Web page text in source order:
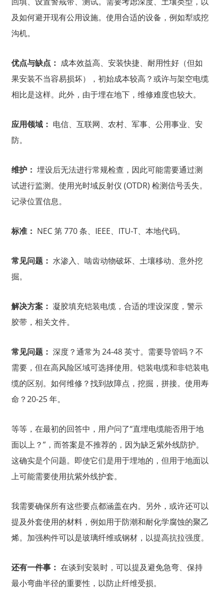
及如何避开现有公用设施。使用合适的设备，例如犁或挖
沟机。
优点与缺点： 成本效益高、安装快捷、耐用性好（但如
果安装不当容易损坏），初始成本较高？或许与架空电缆
相比是这样。此外，由于埋在地下，维修难度也较大。
应用领域： 电信、互联网、农村、军事、公用事业、安
防。
维护： 埋设后无法进行常规检查，因此可能需要通过测
试进行监测。使用光时域反射仪 (OTDR) 检测信号丢失。
记录位置信息。
标准： NEC 第 770 条、IEEE、ITU-T、本地代码。
常见问题： 水渗入、啮齿动物破坏、土壤移动、意外挖
掘。
解决方案： 凝胶填充铠装电缆，合适的埋设深度，警示
胶带，相关文件。
常见问题： 深度？通常为 24-48 英寸。需要导管吗？不
需要，但在高风险区域可选择使用。铠装电缆和非铠装电
缆的区别。如何维修？找到故障点，挖掘，拼接。使用寿
命？20-25 年。
等等，在最初的回答中，用户问了“直埋电缆能否用于地
面以上？”，而答案是不推荐的，因为缺乏紫外线防护。
这确实是个问题。即使它们是用于埋地的，但用于地面以
上可能需要使用抗紫外线护套。
我需要确保所有这些要点都涵盖在内。另外，或许还可以
提及外套使用的材料，例如用于防潮和耐化学腐蚀的聚乙
烯。加强构件可以是玻璃纤维或钢材，以提高抗拉强度。
还有一件事： 在谈到安装时，可以提及避免急弯、保持
最小弯曲半径的重要性，以防止纤维受损。